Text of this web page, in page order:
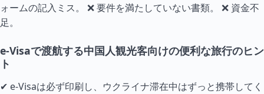
ォームの記入ミス。 ❌ 要件を満たしていない書類。 ❌ 資金不
足。
e-Visaで渡航する中国人観光客向けの便利な旅行のヒン
ト
✔ e-Visaは必ず印刷し、ウクライナ滞在中はずっと携帯してく